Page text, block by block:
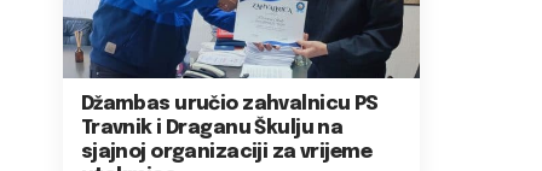
Džambas uručio zahvalnicu PS
Travnik i Draganu Škulju na
sjajnoj organizaciji za vrijeme